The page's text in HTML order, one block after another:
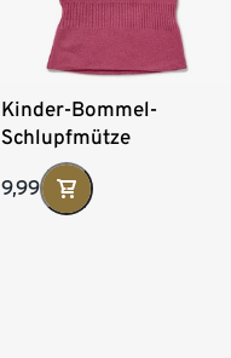
Kinder-Bommel-
Schlupfmütze
9,99